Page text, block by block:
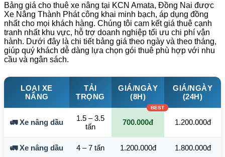
Bảng giá cho thuê xe nâng tại KCN Amata, Đồng Nai được
Xe Nâng Thành Phát công khai minh bạch, áp dụng đồng
nhất cho mọi khách hàng. Chúng tôi cam kết giá thuê cạnh
tranh nhất khu vực, hỗ trợ doanh nghiệp tối ưu chi phí vận
hành. Dưới đây là chi tiết bảng giá theo ngày và theo tháng,
giúp quý khách dễ dàng lựa chọn gói thuê phù hợp với nhu
cầu và ngân sách.
LOẠI XE
NÂNG
TẢI
TRỌNG
GIÁ/NGÀY
(8H)
GIÁ/NGÀY
(24H)
🚛 Xe nâng dầu
1.5 – 3.5
tấn
700.000đ 1.200.000đ
🚛 Xe nâng dầu 4 – 7 tấn 1.200.000đ 1.800.000đ